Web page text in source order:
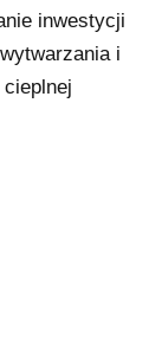
inwestycji
i